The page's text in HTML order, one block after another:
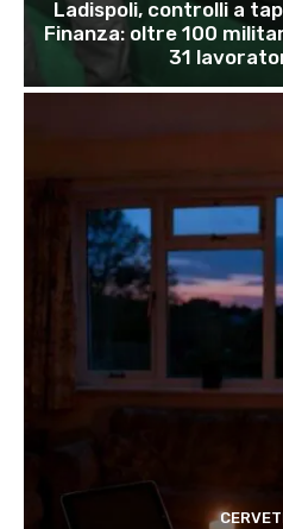
Ladispoli, controlli a
Finanza: oltre 100
31